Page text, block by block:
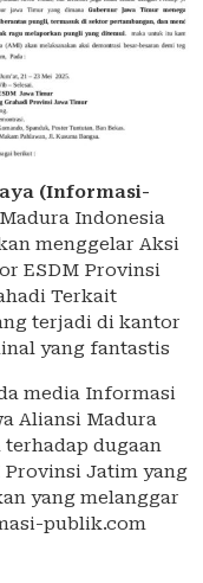
(Informasi-
Indonesia
menggelar Aksi
ESDM Provinsi
Terkait
terjadi di kantor
yang fantastis
media Informasi
Aliansi Madura
dugaan
Provinsi Jatim yang
yang melanggar
publik.com